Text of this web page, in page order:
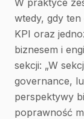
W praktyce
wtedy, gdy
KPI oraz
biznesem i
sekcji: „W
governance,
perspektywy
poprawność